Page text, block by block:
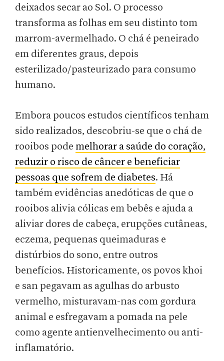
deixados secar ao Sol. O processo
transforma as folhas em seu distinto tom
marrom-avermelhado. O chá é peneirado
em diferentes graus, depois
esterilizado/pasteurizado para consumo
humano.
Embora poucos estudos científicos tenham
sido realizados, descobriu-se que o chá de
rooibos pode melhorar a saúde do coração,
reduzir o risco de câncer e beneficiar
pessoas que sofrem de diabetes. Há
também evidências anedóticas de que o
rooibos alivia cólicas em bebês e ajuda a
aliviar dores de cabeça, erupções cutâneas,
eczema, pequenas queimaduras e
distúrbios do sono, entre outros
benefícios. Historicamente, os povos khoi
e san pegavam as agulhas do arbusto
vermelho, misturavam-nas com gordura
animal e esfregavam a pomada na pele
como agente antienvelhecimento ou anti-
inflamatório.